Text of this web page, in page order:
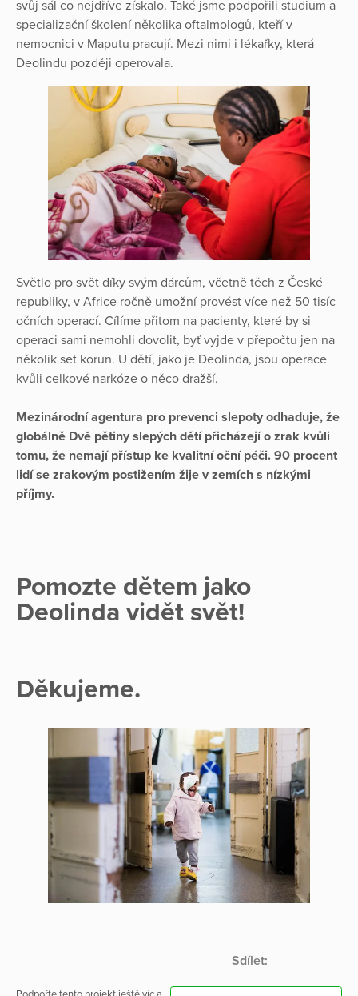
svůj sál co nejdříve získalo. Také jsme podpořili studium a
specializační školení několika oftalmologů, kteří v
nemocnici v Maputu pracují. Mezi nimi i lékařky, která
Deolindu později operovala.
Světlo pro svět díky svým dárcům, včetně těch z České
republiky, v Africe ročně umožní provést více než 50 tisíc
očních operací. Cílíme přitom na pacienty, které by si
operaci sami nemohli dovolit, byť vyjde v přepočtu jen na
několik set korun. U dětí, jako je Deolinda, jsou operace
kvůli celkové narkóze o něco dražší.
Mezinárodní agentura pro prevenci slepoty odhaduje, že
globálně Dvě pětiny slepých dětí přicházejí o zrak kvůli
tomu, že nemají přístup ke kvalitní oční péči. 90 procent
lidí se zrakovým postižením žije v zemích s nízkými
příjmy.
Pomozte dětem jako
Deolinda vidět svět!
Děkujeme.
Sdílet: